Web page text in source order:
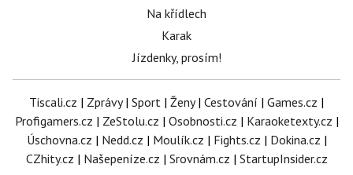
Na křídlech
Karak
Jízdenky, prosím!
Tiscali.cz | Zprávy| Sport | Ženy| Cestování | Games.cz |
Profigamers.cz | ZeStolu.cz | Osobnosti.cz | Karaoketexty.cz |
Úschovna.cz | Nedd.cz | Moulík.cz | Fights.cz | Dokina.cz |
CZhity.cz | Našepeníze.cz | Srovnám.cz | StartupInsider.cz